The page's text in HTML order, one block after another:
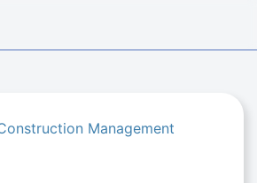
Management